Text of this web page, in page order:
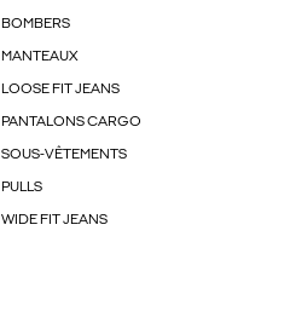
BOMBERS
MANTEAUX
LOOSE FIT JEANS
PANTALONS CARGO
SOUS-VÊTEMENTS
PULLS
WIDE FIT JEANS